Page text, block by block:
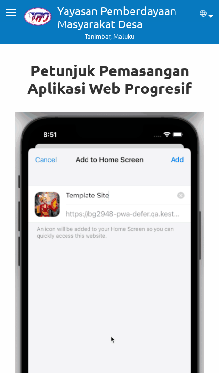
Skip to main contentYayasan Pemberdayaan
Masyarakat Desa
Tanimbar, Maluku
Petunjuk Pemasangan
Aplikasi Web Progresif